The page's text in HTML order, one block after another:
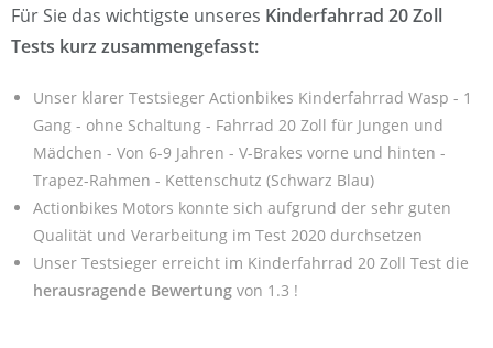
Für Sie das wichtigste unseres Kinderfahrrad 20 Zoll
Tests kurz zusammengefasst:
Unser klarer Testsieger Actionbikes Kinderfahrrad Wasp - 1
Gang - ohne Schaltung - Fahrrad 20 Zoll für Jungen und
Mädchen - Von 6-9 Jahren - V-Brakes vorne und hinten -
Trapez-Rahmen - Kettenschutz (Schwarz Blau)
Actionbikes Motors konnte sich aufgrund der sehr guten
Qualität und Verarbeitung im Test 2020 durchsetzen
Unser Testsieger erreicht im Kinderfahrrad 20 Zoll Test die
herausragende Bewertung von 1.3 !